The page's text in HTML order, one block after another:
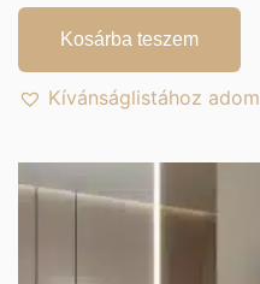
Kosárba teszem
Kívánságlistához adom